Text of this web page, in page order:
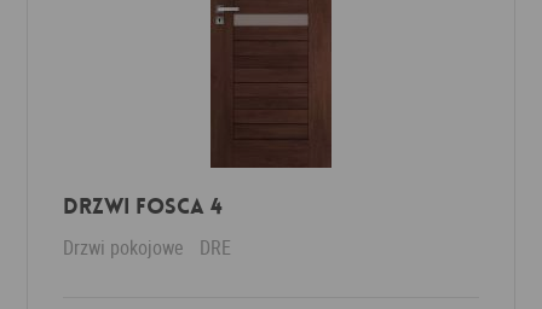
Drzwi Fosca 4
Drzwi pokojowe DRE